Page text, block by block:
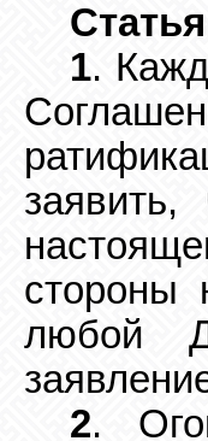
1.
заявить,
стороны
любой
2.